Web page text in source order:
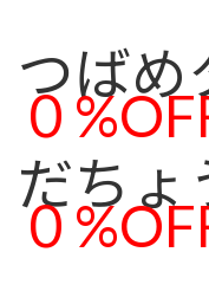
つば
０
だち
０